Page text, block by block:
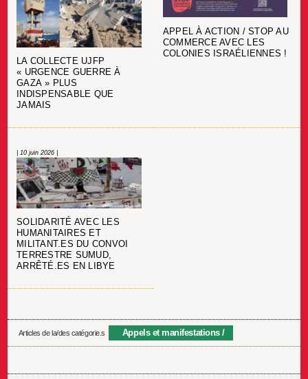
LA COLLECTE UJFP
« URGENCE GUERRE À
GAZA » PLUS
INDISPENSABLE QUE
JAMAIS
APPEL À ACTION / STOP AU
COMMERCE AVEC LES
COLONIES ISRAÉLIENNES !
| 10 juin 2026 |
SOLIDARITÉ AVEC LES
HUMANITAIRES ET
MILITANT.ES DU CONVOI
TERRESTRE SUMUD,
ARRÊTÉ.ES EN LIBYE
Articles de la/des catégorie.s Appels et manifestations